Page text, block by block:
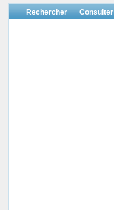
Rechercher Consulter